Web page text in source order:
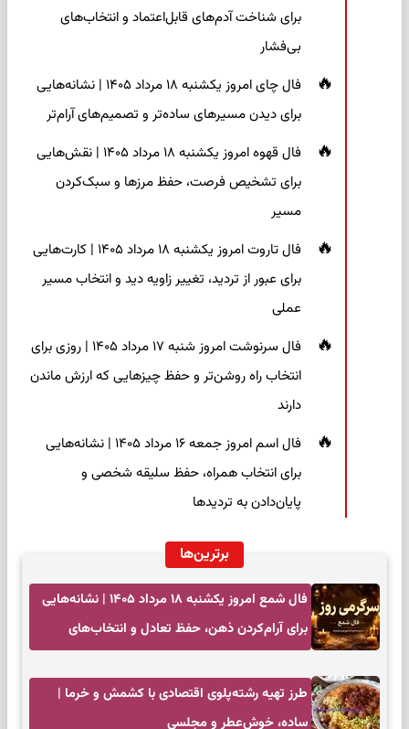
برای شناخت آدم‌های قابل‌اعتماد و انتخاب‌های
بی‌فشار
فال چای امروز یکشنبه ۱۸ مرداد ۱۴۰۵ | نشانه‌هایی
برای دیدن مسیرهای ساده‌تر و تصمیم‌های آرام‌تر
فال قهوه امروز یکشنبه ۱۸ مرداد ۱۴۰۵ | نقش‌هایی
برای تشخیص فرصت، حفظ مرزها و سبک‌کردن
مسیر
فال تاروت امروز یکشنبه ۱۸ مرداد ۱۴۰۵ | کارت‌هایی
برای عبور از تردید، تغییر زاویه دید و انتخاب مسیر
عملی
فال سرنوشت امروز شنبه ۱۷ مرداد ۱۴۰۵ | روزی برای
انتخاب راه روشن‌تر و حفظ چیزهایی که ارزش ماندن
دارند
فال اسم امروز جمعه ۱۶ مرداد ۱۴۰۵ | نشانه‌هایی
برای انتخاب همراه، حفظ سلیقه شخصی و
پایان‌دادن به تردیدها
برترین‌ها
فال شمع امروز یکشنبه ۱۸ مرداد ۱۴۰۵ | نشانه‌هایی
برای آرام‌کردن ذهن، حفظ تعادل و انتخاب‌های
طرز تهیه رشته‌پلوی اقتصادی با کشمش و خرما |
ساده، خوش‌عطر و مجلسی